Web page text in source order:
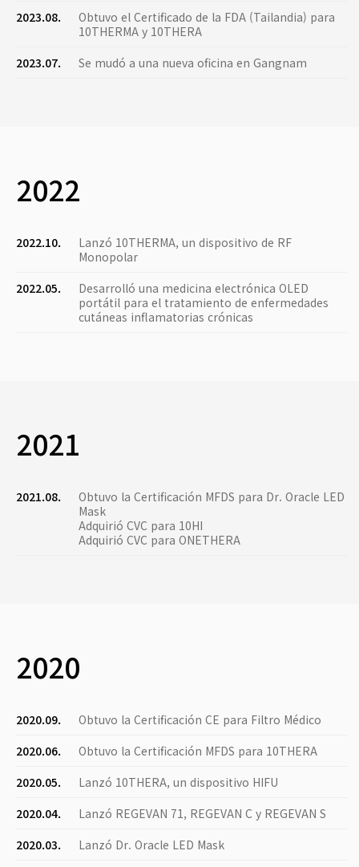
2023.08.
Obtuvo el Certificado de la FDA (Tailandia) para
10THERMA y 10THERA
2023.07.
Se mudó a una nueva oficina en Gangnam
2022
2022.10.
Lanzó 10THERMA, un dispositivo de RF
Monopolar
2022.05.
Desarrolló una medicina electrónica OLED
portátil para el tratamiento de enfermedades
cutáneas inflamatorias crónicas
2021
2021.08.
Obtuvo la Certificación MFDS para Dr. Oracle LED
Mask
Adquirió CVC para 10HI
Adquirió CVC para ONETHERA
2020
2020.09.
Obtuvo la Certificación CE para Filtro Médico
2020.06.
Obtuvo la Certificación MFDS para 10THERA
2020.05.
Lanzó 10THERA, un dispositivo HIFU
2020.04.
Lanzó REGEVAN 71, REGEVAN C y REGEVAN S
2020.03.
Lanzó Dr. Oracle LED Mask